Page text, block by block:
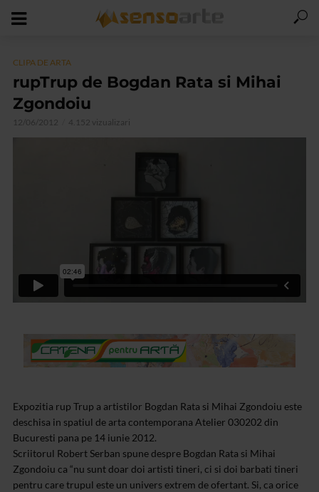
CLIPA DE ARTA
rupTrup de Bogdan Rata si Mihai
Zgondoiu
12/06/2012 4.152 vizualizari
Expozitia rup Trup a artistilor Bogdan Rata si Mihai Zgondoiu este
deschisa in spatiul de arta contemporana Atelier 030202 din
Bucuresti pana pe 14 iunie 2012.
Scriitorul Robert Serban spune despre Bogdan Rata si Mihai
Zgondoiu ca “nu sunt doar doi artisti tineri, ci si doi barbati tineri
pentru care trupul este un univers extrem de ofertant. Si, ca orice